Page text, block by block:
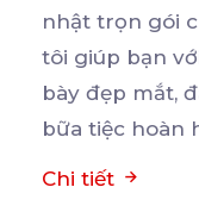
nhật trọn gói
tôi giúp bạn
bày đẹp mắt,
bữa tiệc hoàn
Chi tiết